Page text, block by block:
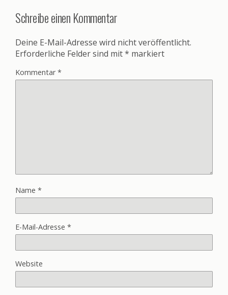
Schreibe einen Kommentar
Deine E-Mail-Adresse wird nicht veröffentlicht.
Erforderliche Felder sind mit* markiert
Kommentar*
Name *
E-Mail-Adresse *
Website